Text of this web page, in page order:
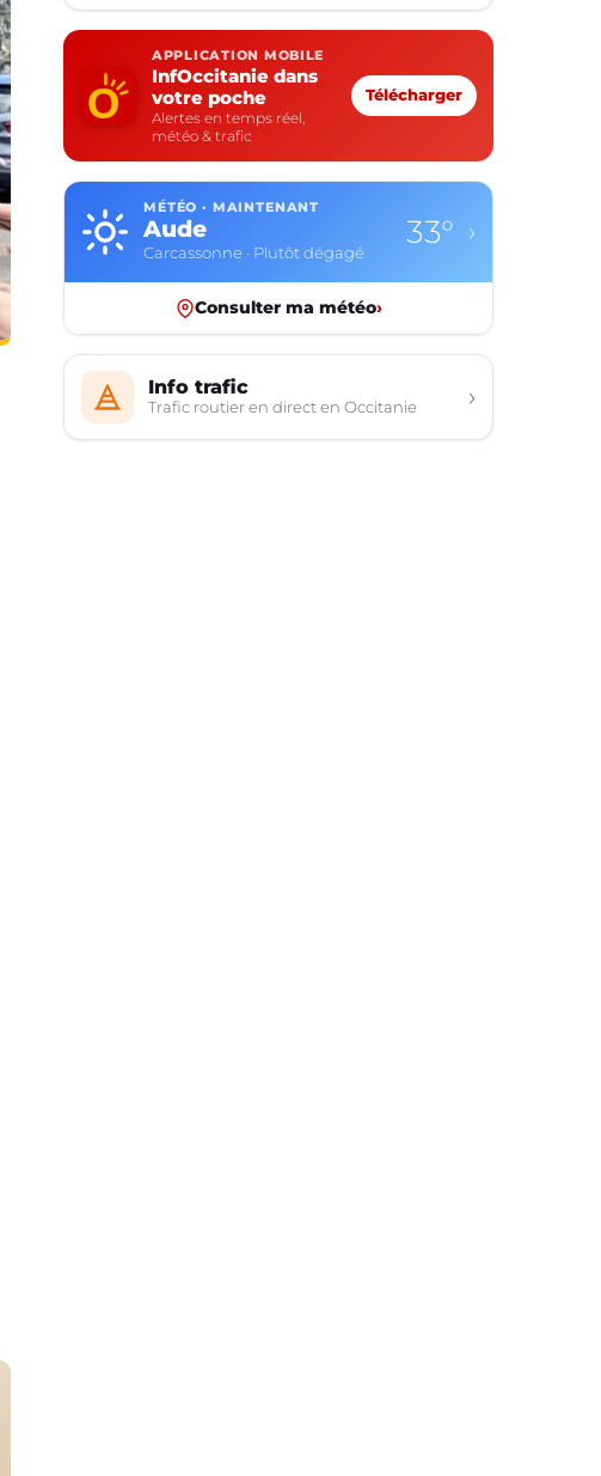
APPLICATION MOBILE
InfOccitanie dans
votre poche
Alertes en temps réel,
météo & trafic
Télécharger
MÉTÉO · MAINTENANT
Aude
Carcassonne · Plutôt dégagé
33° ›
Consulter ma météo›
Info trafic
Trafic routier en direct en Occitanie ›